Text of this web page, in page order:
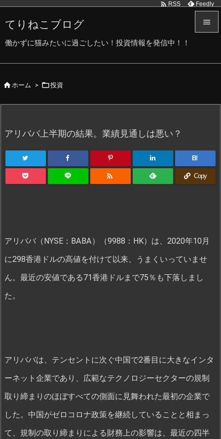
てりねこブログ
働かずに猫みたいに過ごしたい！投資情報を発信中！！

前へ
 RSS Feedly
ホーム > 投資
アリババ上半期の結果。業績見通しは悪い？
B!
 Copy
アリババ（NYSE：BABA）（9988：HK）は、2020年10月
に298香港ドルの高値を付けて以来、うまくいっていませ
ん。最近の安値である71香港ドルまで75％も下落しまし
た。
アリババは、テンセントに次ぐ中国で2番目に大きなインタ
ーネット企業であり、広範なテクノロジーセクターの規制
取り締まりのほぼすべての側面に見舞われた最初の企業で
した。中国がゼロコロナ政策を継続していることと相まっ
て、規制の取り締まりによる財務上の影響は、最近の四半